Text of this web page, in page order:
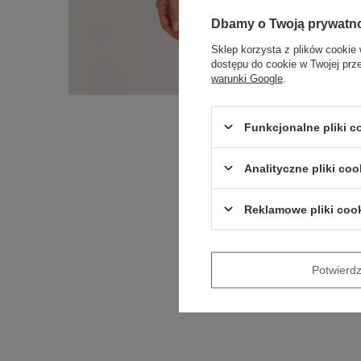
Dbamy o Twoją
Sklep korzysta z plików cookie
dostępu do cookie w Twojej
warunki Google
Funkcjonalne pliki
Analityczne pliki
Reklamowe pliki